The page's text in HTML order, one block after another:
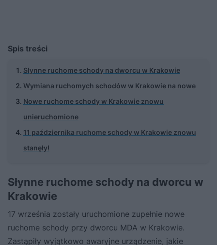
Spis treści
Słynne ruchome schody na dworcu w Krakowie
Wymiana ruchomych schodów w Krakowie na nowe
Nowe ruchome schody w Krakowie znowu
unieruchomione
11 października ruchome schody w Krakowie znowu
stanęły!
Słynne ruchome schody na dworcu w
Krakowie
17 września zostały uruchomione zupełnie nowe
ruchome schody przy dworcu MDA w Krakowie.
Zastąpiły wyjątkowo awaryjne urządzenie, jakie